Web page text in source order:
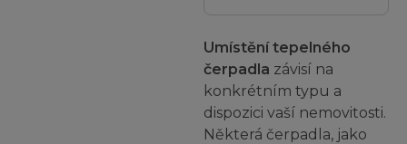
Umístění tepelného
čerpadla závisí na
konkrétním typu a
dispozici vaší nemovitosti.
Některá čerpadla, jako